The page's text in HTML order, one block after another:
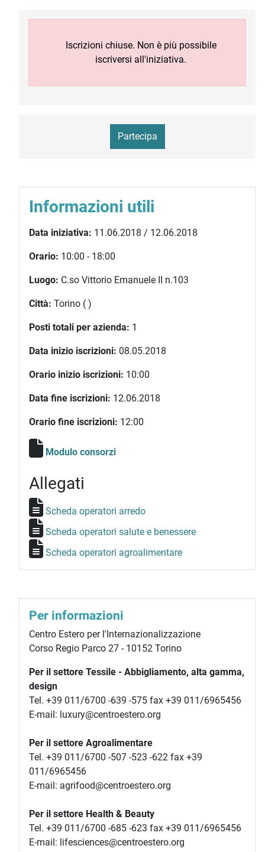
Iscrizioni chiuse. Non è più possibile
iscriversi all'iniziativa.
Partecipa
Informazioni utili
Data iniziativa: 11.06.2018 / 12.06.2018
Orario: 10:00 - 18:00
Luogo: C.so Vittorio Emanuele II n.103
Città: Torino ( )
Posti totali per azienda: 1
Data inizio iscrizioni: 08.05.2018
Orario inizio iscrizioni: 10:00
Data fine iscrizioni: 12.06.2018
Orario fine iscrizioni: 12:00
Modulo consorzi
Allegati
Scheda operatori arredo
Scheda operatori salute e benessere
Scheda operatori agroalimentare
Per informazioni
Centro Estero per l'Internazionalizzazione
Corso Regio Parco 27 - 10152 Torino
Per il settore Tessile - Abbigliamento, alta gamma,
design
Tel. +39 011/6700 -639 -575 fax +39 011/6965456
E-mail: luxury@centroestero.org
Per il settore Agroalimentare
Tel. +39 011/6700 -507 -523 -622 fax +39
011/6965456
E-mail: agrifood@centroestero.org
Per il settore Health & Beauty
Tel. +39 011/6700 -685 -623 fax +39 011/6965456
E-mail: lifesciences@centroestero.org